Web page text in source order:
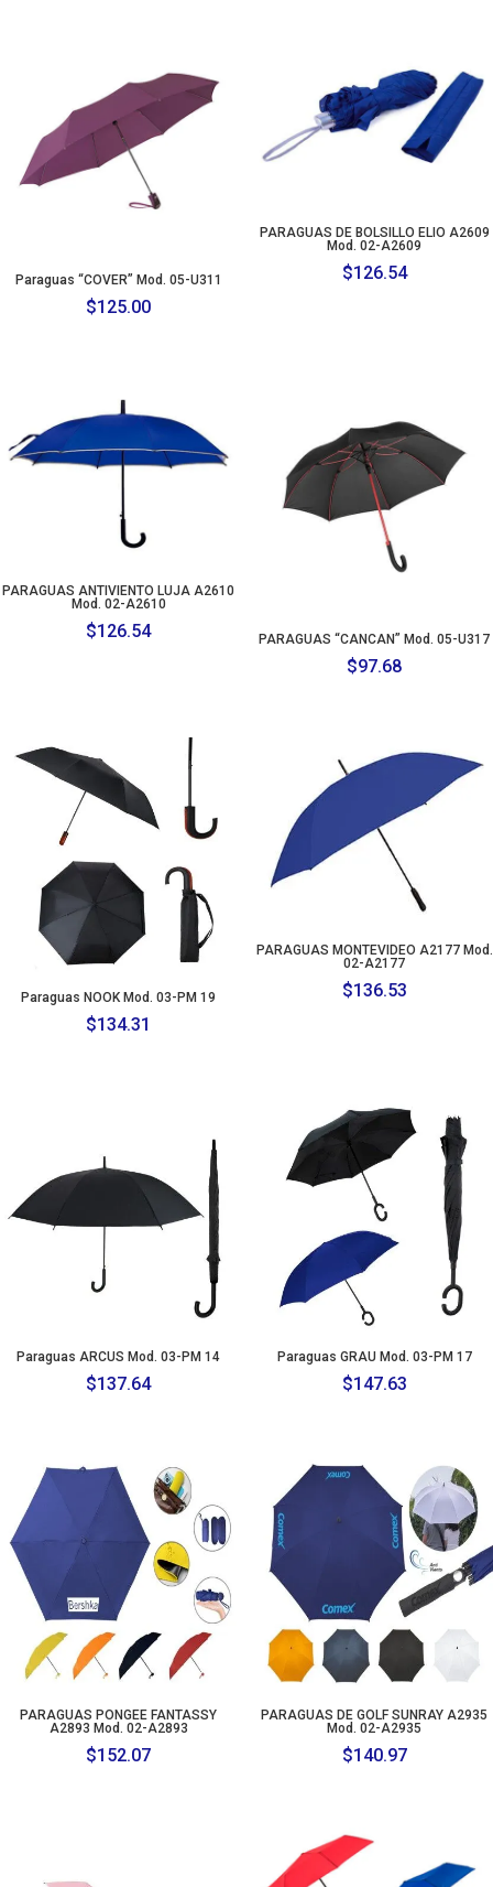
Paraguas “COVER” Mod. 05-U311
$125.00
PARAGUAS DE BOLSILLO ELIO A2609
Mod. 02-A2609
$126.54
PARAGUAS ANTIVIENTO LUJA A2610
Mod. 02-A2610
$126.54 PARAGUAS “CANCAN” Mod. 05-U317
$97.68
Paraguas NOOK Mod. 03-PM 19
$134.31
PARAGUAS MONTEVIDEO A2177 Mod.
02-A2177
$136.53
Paraguas ARCUS Mod. 03-PM 14
$137.64
Paraguas GRAU Mod. 03-PM 17
$147.63
PARAGUAS PONGEE FANTASSY
A2893 Mod. 02-A2893
$152.07
PARAGUAS DE GOLF SUNRAY A2935
Mod. 02-A2935
$140.97